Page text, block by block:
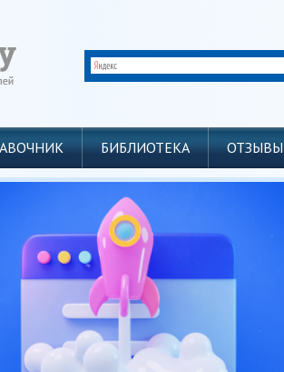
БИБЛИОТЕКА ОТЗЫВЫ